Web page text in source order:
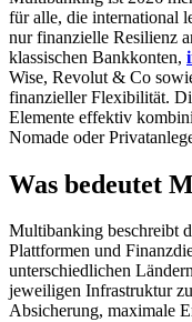
für alle, die international
nur finanzielle Resilienz
klassischen Bankkonten,
Wise, Revolut & Co
finanzieller Flexibilität.
Elemente effektiv
Nomade oder
Was bedeutet
Multibanking beschreibt
Plattformen und
unterschiedlichen
jeweiligen Infrastruktur
Absicherung, maximale